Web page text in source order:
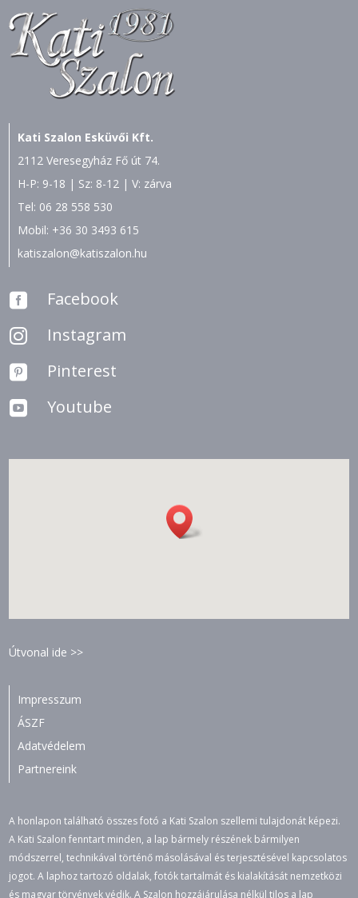
Kati Szalon Esküvői Kft.
2112 Veresegyház Fő út 74.
H-P: 9-18 | Sz: 8-12 | V: zárva
Tel: 06 28 558 530
Mobil: +36 30 3493 615
katiszalon@katiszalon.hu
 Facebook
 Instagram
 Pinterest
 Youtube
Útvonal ide >>
Impresszum
ÁSZF
Adatvédelem
Partnereink
A honlapon található összes fotó a Kati Szalon szellemi tulajdonát képezi.
A Kati Szalon fenntart minden, a lap bármely részének bármilyen
módszerrel, technikával történő másolásával és terjesztésével kapcsolatos
jogot. A laphoz tartozó oldalak, fotók tartalmát és kialakítását nemzetközi
és magyar törvények védik. A Szalon hozzájárulása nélkül tilos a lap